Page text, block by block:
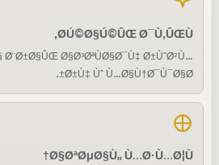
Ø­Ú©Ø§Ú©ÛŒ Ø¯Ù‚ÛŒÙ‚
Ø§Ø³ØªÙØ§Ø¯Ù‡ Ø±ÙˆØ²Ù…
Ø±Ù‡ Ùˆ Ù…Ø§Ù†Ø¯Ú¯Ø§Ø±.
Ø§ØªØµØ§Ù„ Ù…Ø·Ù…Ø¦Ù†